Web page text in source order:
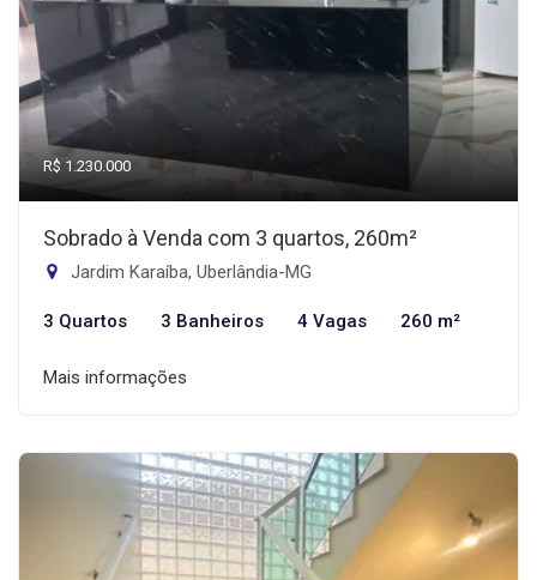
R$ 1.230.000
Sobrado à Venda com 3 quartos, 260m²
Jardim Karaíba, Uberlândia-MG
3 Quartos 3 Banheiros 4 Vagas 260 m²
Mais informações